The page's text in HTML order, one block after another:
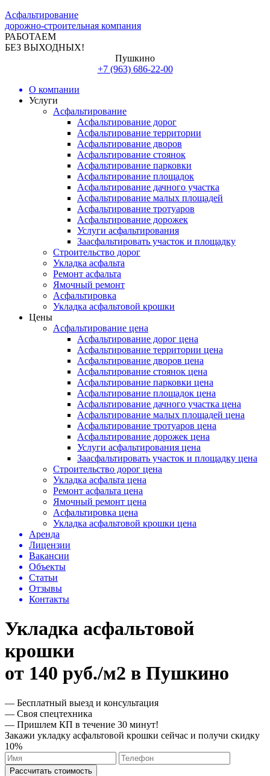
Асфальтирование
дорожно-строительная компания
РАБОТАЕМ
БЕЗ ВЫХОДНЫХ!
Пушкино
+7 (963) 686-22-00
О компании
Услуги
Асфальтирование
Асфальтирование дорог
Асфальтирование территории
Асфальтирование дворов
Асфальтирование стоянок
Асфальтирование парковки
Асфальтирование площадок
Асфальтирование дачного участка
Асфальтирование малых площадей
Асфальтирование тротуаров
Асфальтирование дорожек
Услуги асфальтирования
Заасфальтировать участок и площадку
Строительство дорог
Укладка асфальта
Ремонт асфальта
Ямочный ремонт
Асфальтировка
Укладка асфальтовой крошки
Цены
Асфальтирование цена
Асфальтирование дорог цена
Асфальтирование территории цена
Асфальтирование дворов цена
Асфальтирование стоянок цена
Асфальтирование парковки цена
Асфальтирование площадок цена
Асфальтирование дачного участка цена
Асфальтирование малых площадей цена
Асфальтирование тротуаров цена
Асфальтирование дорожек цена
Услуги асфальтирования цена
Заасфальтировать участок и площадку цена
Строительство дорог цена
Укладка асфальта цена
Ремонт асфальта цена
Ямочный ремонт цена
Асфальтировка цена
Укладка асфальтовой крошки цена
Аренда
Лицензии
Вакансии
Объекты
Статьи
Отзывы
Контакты
Укладка асфальтовой
крошки
от 140 руб./м2 в Пушкино
— Бесплатный выезд и консультация
— Своя спецтехника
— Пришлем КП в течение 30 минут!
Закажи укладку асфальтовой крошки сейчас и получи скидку
10%
Рассчитать стоимость